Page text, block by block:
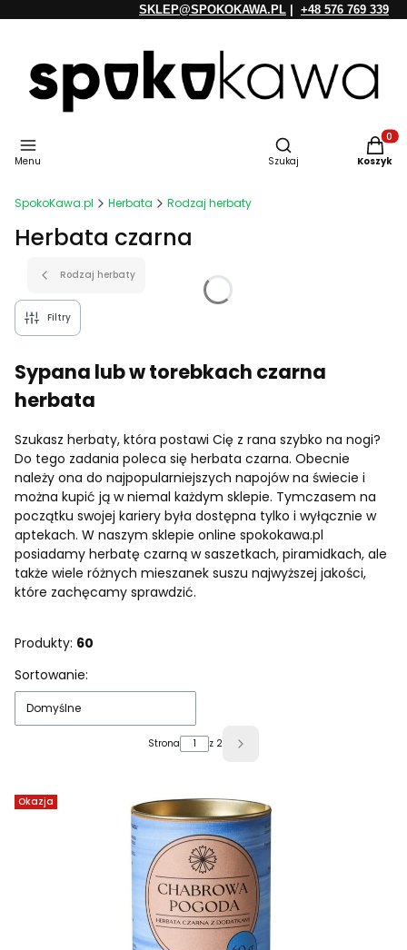
SKLEP@SPOKOKAWA.PL +48 576 769 339
Menu
Otwórz wyszukiwarkę
Szukaj Koszyk
SpokoKawa.pl Herbata Rodzaj herbaty
Herbata czarna
Rodzaj herbaty
Filtry
Sypana lub w torebkach czarna
herbata
Szukasz herbaty, która postawi Cię z rana szybko na nogi?
Do tego zadania poleca się herbata czarna. Obecnie
należy ona do najpopularniejszych napojów na świecie i
można kupić ją w niemal każdym sklepie. Tymczasem na
początku swojej kariery była dostępna tylko i wyłącznie w
aptekach. W naszym sklepie online spokokawa.pl
posiadamy herbatę czarną w saszetkach, piramidkach, ale
także wiele różnych mieszanek suszu najwyższej jakości,
które zachęcamy sprawdzić.
Produkty: 60
Lista produktów
Sortowanie:
Domyślne
Strona z 2 Następne produkty
Okazja